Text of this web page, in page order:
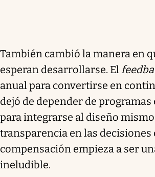
También cambió la manera en
esperan desarrollarse. El
anual para convertirse en
dejó de depender de programas
para integrarse al diseño
transparencia en las decisiones
compensación empieza a ser
ineludible.